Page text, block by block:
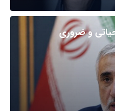
و ضروری